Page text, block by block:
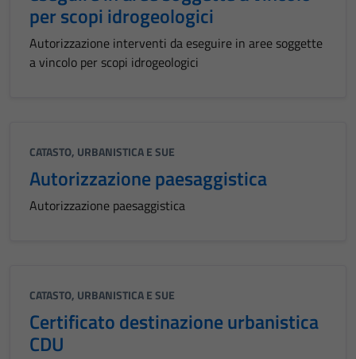
per scopi idrogeologici
Autorizzazione interventi da eseguire in aree soggette
a vincolo per scopi idrogeologici
CATASTO, URBANISTICA E SUE
Autorizzazione paesaggistica
Autorizzazione paesaggistica
CATASTO, URBANISTICA E SUE
Certificato destinazione urbanistica
CDU